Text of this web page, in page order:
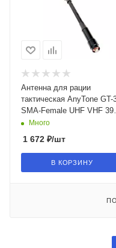
Антенна для рации
тактическая AnyTone GT-
SMA-Female UHF VHF 39
смМного
1 672 ₽/шт
В КОРЗИНУ